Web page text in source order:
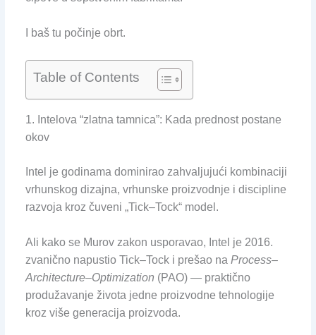
I baš tu počinje obrt.
Table of Contents
1. Intelova “zlatna tamnica”: Kada prednost postane
okov
Intel je godinama dominirao zahvaljujući kombinaciji
vrhunskog dizajna, vrhunske proizvodnje i discipline
razvoja kroz čuveni „Tick–Tock“ model.
Ali kako se Murov zakon usporavao, Intel je 2016.
zvanično napustio Tick–Tock i prešao na Process–
Architecture–Optimization (PAO) — praktično
produžavanje života jedne proizvodne tehnologije
kroz više generacija proizvoda.